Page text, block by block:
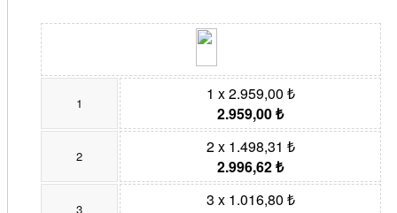
1
1 x 2.959,00 ₺
2.959,00 ₺
2
2 x 1.498,31 ₺
2.996,62 ₺
3
3 x 1.016,80 ₺